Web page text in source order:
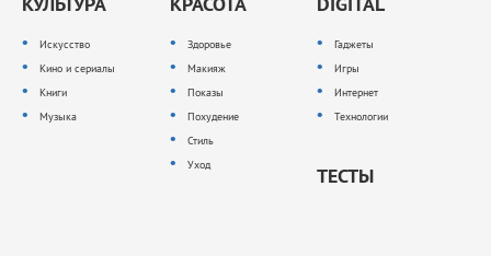
Искусство
Кино и сериалы
Книги
Музыка
Здоровье
Макияж
Показы
Похудение
Стиль
Уход
Гаджеты
Игры
Интернет
Технологии
ТЕСТЫ